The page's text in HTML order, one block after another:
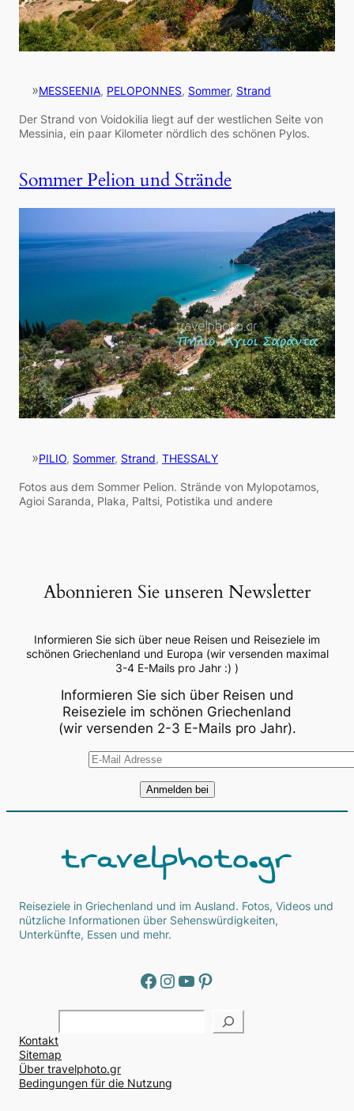
»MESSEENIA, PELOPONNES, Sommer, Strand
Der Strand von Voidokilia liegt auf der westlichen Seite von
Messinia, ein paar Kilometer nördlich des schönen Pylos.
Sommer Pelion und Strände
»PILIO, Sommer, Strand, THESSALY
Fotos aus dem Sommer Pelion. Strände von Mylopotamos,
Agioi Saranda, Plaka, Paltsi, Potistika und andere
Abonnieren Sie unseren Newsletter
Informieren Sie sich über neue Reisen und Reiseziele im
schönen Griechenland und Europa (wir versenden maximal
3-4 E-Mails pro Jahr :) )
Informieren Sie sich über Reisen und
Reiseziele im schönen Griechenland
(wir versenden 2-3 E-Mails pro Jahr).
Reiseziele in Griechenland und im Ausland. Fotos, Videos und
nützliche Informationen über Sehenswürdigkeiten,
Unterkünfte, Essen und mehr.
Facebook Instagram YouTube Pinterest
ν
α
ζ
ή
Kontakt
Sitemap
Über travelphoto.gr
Bedingungen für die Nutzung